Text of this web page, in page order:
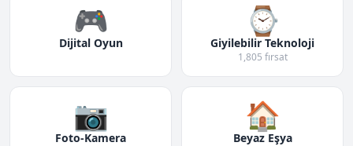
🎮
Dijital Oyun
⌚
Giyilebilir Teknoloji
1,805 fırsat
📷
Foto-Kamera
🏠
Beyaz Eşya